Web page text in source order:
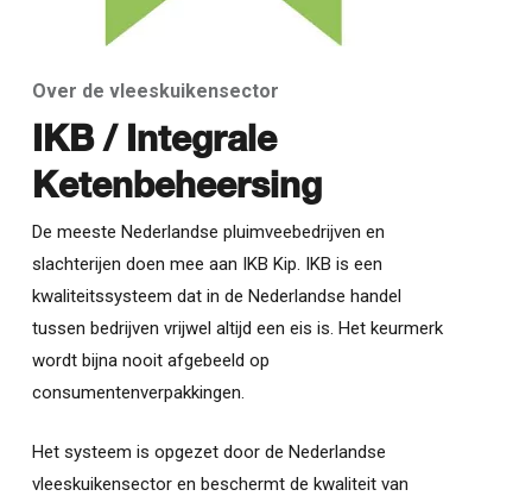
Over de vleeskuikensector
IKB / Integrale
Ketenbeheersing
De meeste Nederlandse pluimveebedrijven en
slachterijen doen mee aan IKB Kip. IKB is een
kwaliteitssysteem dat in de Nederlandse handel
tussen bedrijven vrijwel altijd een eis is. Het keurmerk
wordt bijna nooit afgebeeld op
consumentenverpakkingen.
Het systeem is opgezet door de Nederlandse
vleeskuikensector en beschermt de kwaliteit van